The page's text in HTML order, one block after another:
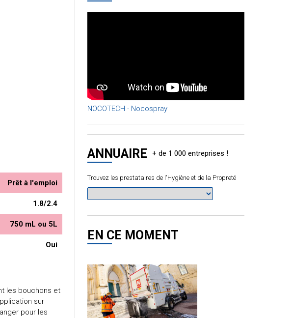
Prêt à l'emploi
1.8/2.4
750 mL ou 5L
Oui
les bouchons et
sur
pour les
NOCOTECH - Nocospray
ANNUAIRE
Trouvez les prestataires de l'Hygiène et de la Propreté
EN CE MOMENT